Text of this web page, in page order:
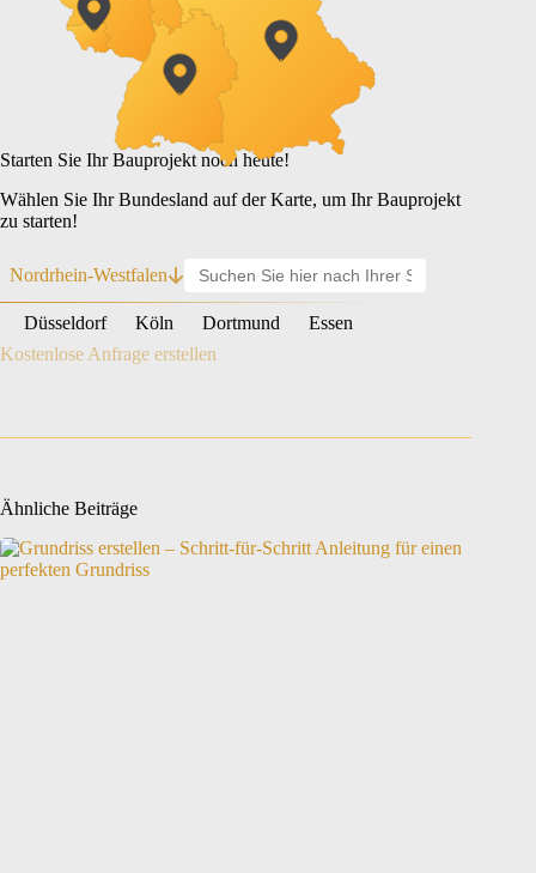
Starten Sie Ihr Bauprojekt noch heute!
Wählen Sie Ihr Bundesland auf der Karte, um Ihr Bauprojekt
zu starten!
Nordrhein-Westfalen
Düsseldorf Köln Dortmund
Essen
Kostenlose Anfrage erstellen
Ähnliche Beiträge